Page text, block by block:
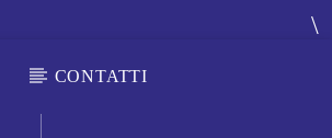
CONTATTI